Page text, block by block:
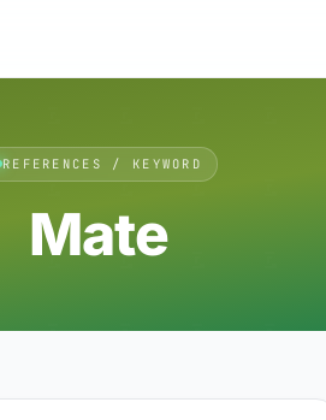
REFERENCES / KEYWORD
Mate